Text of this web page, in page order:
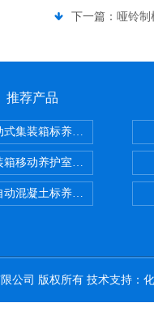
下一篇： 哑铃制
推荐产品
式集装箱标养室 养护室设备
箱移动养护室 标养室
动混凝土标养室恒温恒湿设备
公司 版权所有 技术支持：